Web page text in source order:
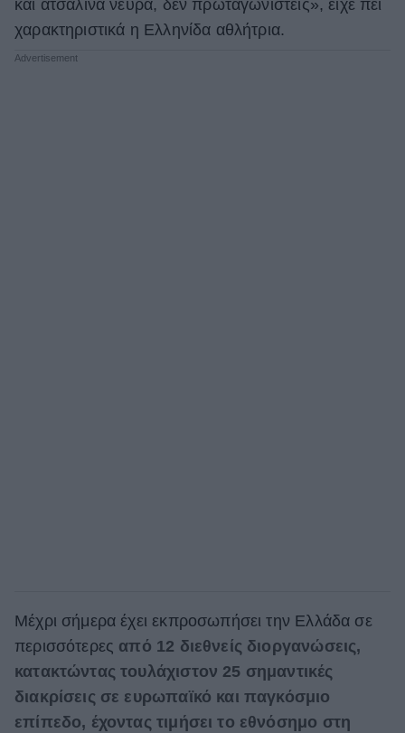
και ατσάλινα νεύρα, δεν πρωταγωνιστείς», είχε πει
χαρακτηριστικά η Ελληνίδα αθλήτρια.
Μέχρι σήμερα έχει εκπροσωπήσει την Ελλάδα σε
περισσότερες από 12 διεθνείς διοργανώσεις,
κατακτώντας τουλάχιστον 25 σημαντικές
διακρίσεις σε ευρωπαϊκό και παγκόσμιο
επίπεδο, έχοντας τιμήσει το εθνόσημο στη